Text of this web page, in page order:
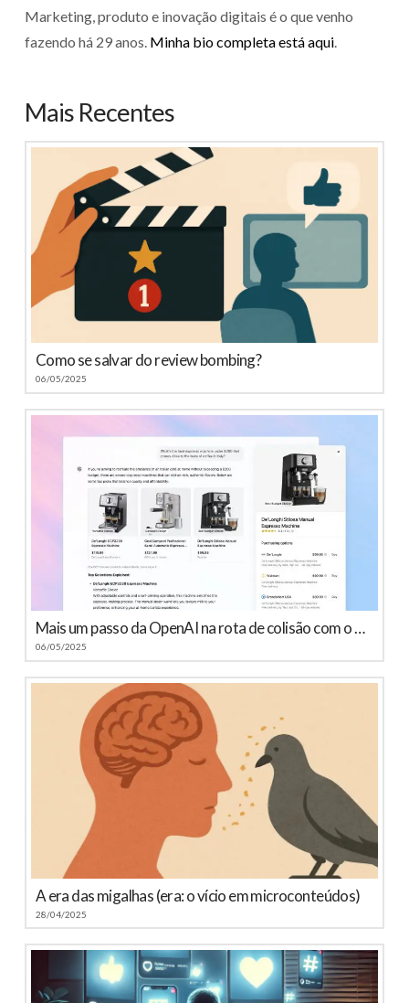
Marketing, produto e inovação digitais é o que venho
fazendo há 29 anos. Minha bio completa está aqui.
Mais Recentes
Como se salvar do review bombing?
06/05/2025
Mais um passo da OpenAI na rota de colisão com o Google
06/05/2025
A era das migalhas (era: o vício em microconteúdos)
28/04/2025